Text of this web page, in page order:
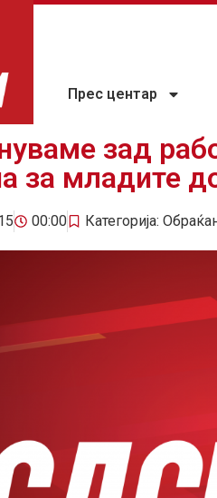
Прес центар
зад
за младите
00:00 Категорија: